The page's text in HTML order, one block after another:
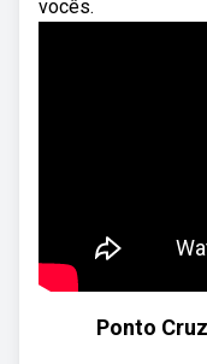
vocês.
Ponto